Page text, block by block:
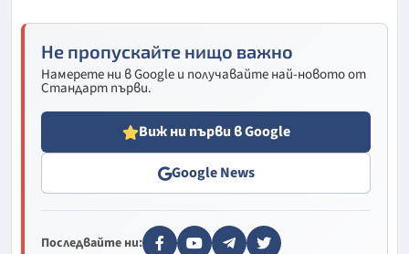
Не пропускайте нищо важно
Намерете ни в Google и получавайте най-новото от
Стандарт първи.
Виж ни първи в Google
Google News
Последвайте ни: